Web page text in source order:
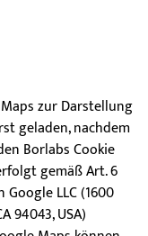
zur Darstellung
geladen, nachdem
Borlabs Cookie
gemäß Art. 6
Google LLC (1600
94043, USA)